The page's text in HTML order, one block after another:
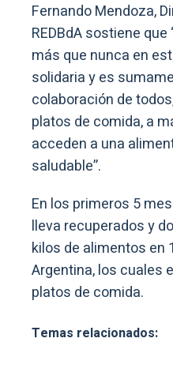
Fernando Mendoza,
REDBdA sostiene
más que nunca en
solidaria y es
colaboración de
platos de comida, a
acceden a una
saludable”.
En los primeros 5
lleva recuperados y
kilos de alimentos en
Argentina, los cuales
platos de comida.
Temas relacionados: